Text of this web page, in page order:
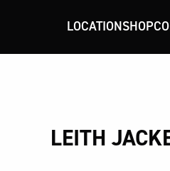
LOCATIONSHOP
LEITH